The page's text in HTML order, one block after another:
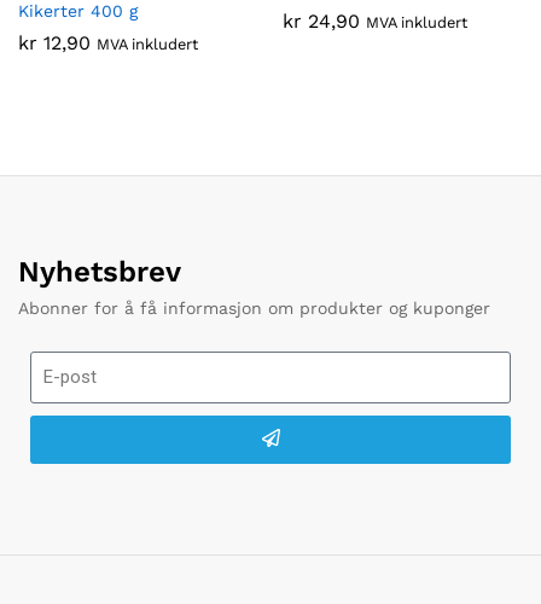
Kikerter 400 g
kr 12,90 MVA inkludert
kr 24,90 MVA inkludert
Nyhetsbrev
Abonner for å få informasjon om produkter og kuponger